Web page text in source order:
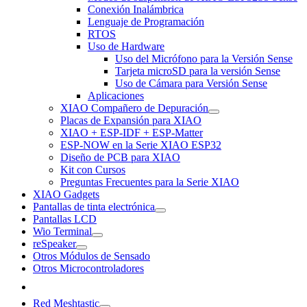
Conexión Inalámbrica
Lenguaje de Programación
RTOS
Uso de Hardware
Uso del Micrófono para la Versión Sense
Tarjeta microSD para la versión Sense
Uso de Cámara para Versión Sense
Aplicaciones
XIAO Compañero de Depuración
Placas de Expansión para XIAO
XIAO + ESP-IDF + ESP-Matter
ESP-NOW en la Serie XIAO ESP32
Diseño de PCB para XIAO
Kit con Cursos
Preguntas Frecuentes para la Serie XIAO
XIAO Gadgets
Pantallas de tinta electrónica
Pantallas LCD
Wio Terminal
reSpeaker
Otros Módulos de Sensado
Otros Microcontroladores
Red Meshtastic